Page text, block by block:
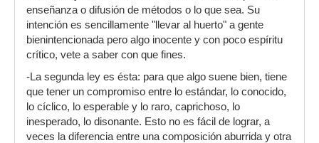
enseñanza o difusión de métodos o lo que sea. Su
intención es sencillamente "llevar al huerto" a gente
bienintencionada pero algo inocente y con poco espíritu
crítico, vete a saber con que fines.
-La segunda ley es ésta: para que algo suene bien, tiene
que tener un compromiso entre lo estándar, lo conocido,
lo cíclico, lo esperable y lo raro, caprichoso, lo
inesperado, lo disonante. Esto no es fácil de lograr, a
veces la diferencia entre una composición aburrida y otra